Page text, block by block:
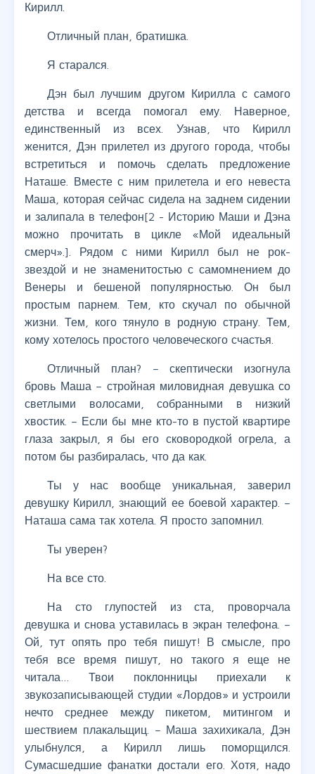
Кирилл.
Отличный план, братишка.
Я старался.
Дэн был лучшим другом Кирилла с самого
детства и всегда помогал ему. Наверное,
единственный из всех. Узнав, что Кирилл
женится, Дэн прилетел из другого города, чтобы
встретиться и помочь сделать предложение
Наташе. Вместе с ним прилетела и его невеста
Маша, которая сейчас сидела на заднем сидении
и залипала в телефон[2 - Историю Маши и Дэна
можно прочитать в цикле «Мой идеальный
смерч».]. Рядом с ними Кирилл был не рок-
звездой и не знаменитостью с самомнением до
Венеры и бешеной популярностью. Он был
простым парнем. Тем, кто скучал по обычной
жизни. Тем, кого тянуло в родную страну. Тем,
кому хотелось простого человеческого счастья.
Отличный план? – скептически изогнула
бровь Маша – стройная миловидная девушка со
светлыми волосами, собранными в низкий
хвостик. – Если бы мне кто-то в пустой квартире
глаза закрыл, я бы его сковородкой огрела, а
потом бы разбиралась, что да как.
Ты у нас вообще уникальная, заверил
девушку Кирилл, знающий ее боевой характер. –
Наташа сама так хотела. Я просто запомнил.
Ты уверен?
На все сто.
На сто глупостей из ста, проворчала
девушка и снова уставилась в экран телефона. –
Ой, тут опять про тебя пишут! В смысле, про
тебя все время пишут, но такого я еще не
читала… Твои поклонницы приехали к
звукозаписывающей студии «Лордов» и устроили
нечто среднее между пикетом, митингом и
шествием плакальщиц. – Маша захихикала, Дэн
улыбнулся, а Кирилл лишь поморщился.
Сумасшедшие фанатки достали его. Хотя, надо